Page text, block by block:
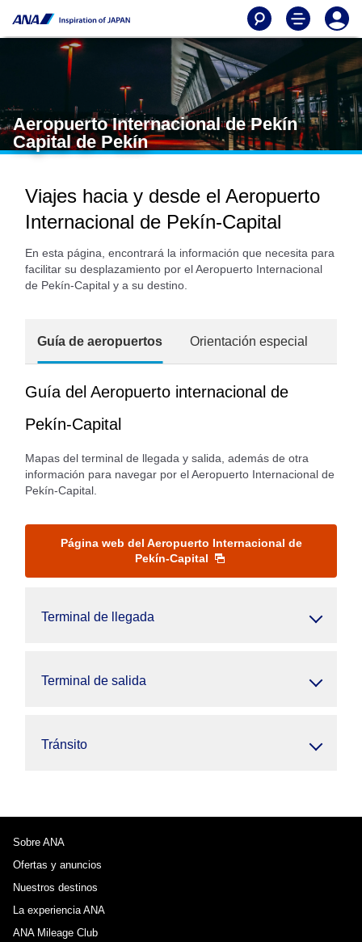
Aeropuerto Internacional de Pekín
Capital de Pekín
Viajes hacia y desde el Aeropuerto
Internacional de Pekín-Capital
En esta página, encontrará la información que necesita para
facilitar su desplazamiento por el Aeropuerto Internacional
de Pekín-Capital y a su destino.
Guía de aeropuertos Orientación especial
Guía del Aeropuerto internacional de
Pekín-Capital
Mapas del terminal de llegada y salida, además de otra
información para navegar por el Aeropuerto Internacional de
Pekín-Capital.
Página web del Aeropuerto Internacional de
Pekín-Capital
Terminal de llegada
Terminal de salida
Tránsito
Sobre ANA
Ofertas y anuncios
Nuestros destinos
La experiencia ANA
ANA Mileage Club